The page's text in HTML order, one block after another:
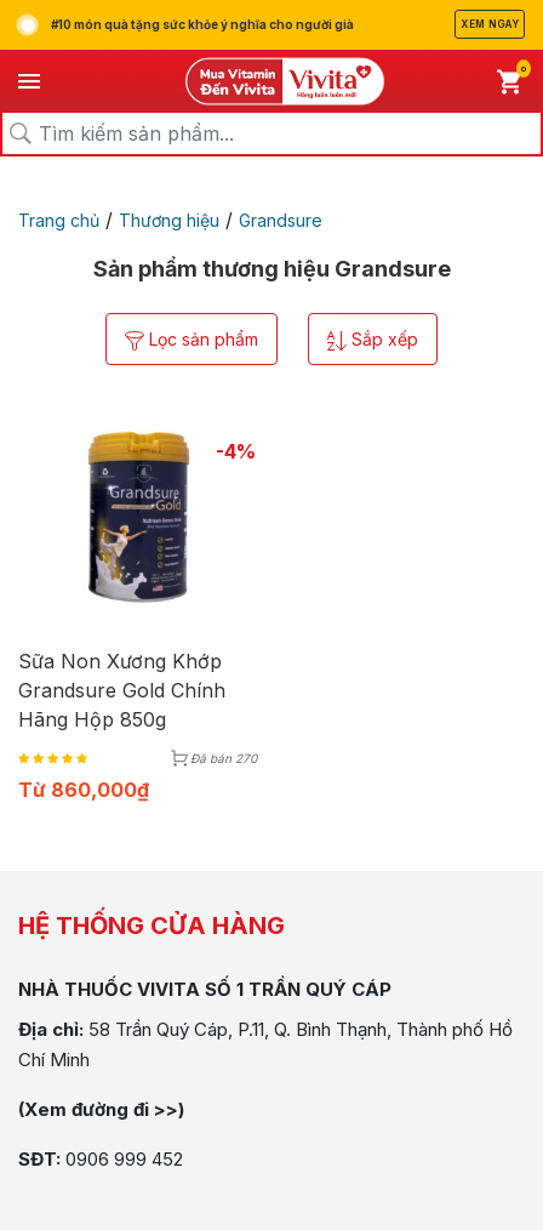
#10 món quà tặng sức khỏe ý nghĩa cho người già XEM NGAY
0
Trang chủ / Thương hiệu / Grandsure
Sản phẩm thương hiệu Grandsure
Lọc sản phẩm Sắp xếp
-4%
Sữa Non Xương Khớp
Grandsure Gold Chính
Hãng Hộp 850g
Đã bán 270
Từ 860,000₫
HỆ THỐNG CỬA HÀNG
NHÀ THUỐC VIVITA SỐ 1 TRẦN QUÝ CÁP
Địa chỉ: 58 Trần Quý Cáp, P.11, Q. Bình Thạnh, Thành phố Hồ
Chí Minh
(Xem đường đi >>)
SĐT: 0906 999 452